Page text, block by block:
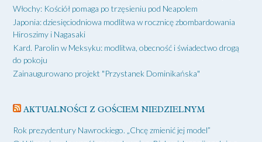
Włochy: Kościół pomaga po trzęsieniu pod Neapolem
Japonia: dziesięciodniowa modlitwa w rocznicę zbombardowania
Hiroszimy i Nagasaki
Kard. Parolin w Meksyku: modlitwa, obecność i świadectwo drogą
do pokoju
Zainaugurowano projekt "Przystanek Dominikańska"
AKTUALNOŚCI Z GOŚCIEM NIEDZIELNYM
Rok prezydentury Nawrockiego. „Chcę zmienić jej model”